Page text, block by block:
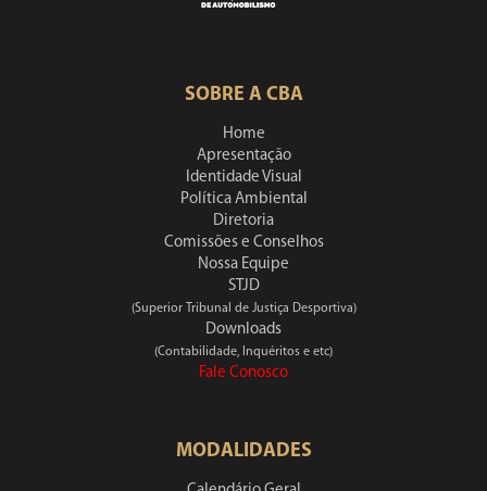
SOBRE A CBA
Home
Apresentação
Identidade Visual
Política Ambiental
Diretoria
Comissões e Conselhos
Nossa Equipe
STJD
(Superior Tribunal de Justiça Desportiva)
Downloads
(Contabilidade, Inquéritos e etc)
Fale Conosco
MODALIDADES